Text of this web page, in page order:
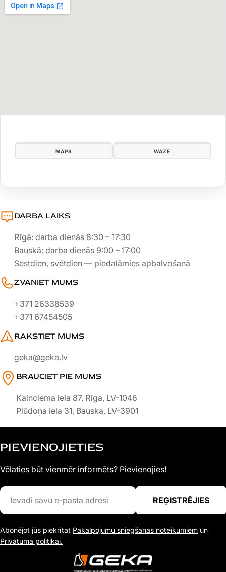
87,
MAPS WAZE
DARBA LAIKS
Rīgā: darba dienās 8:30 – 17:30
Bauskā: darba dienās 9:00 – 17:00
Sestdien, svētdien — piedalāmies apbalvošanā
ZVANIET MUMS
+371 26338539
+371 67454505
RAKSTIET MUMS
geka@geka.lv
BRAUCIET PIE MUMS
Kalnciema iela 87, Rīga, LV-1046
Plūdoņa iela 31, Bauska, LV-3901
PIEVIENOJIETIES
Vēlaties būt vienmēr informēts? Pievienojies!
Ievadi
savu
pasta
adresi
REĢISTRĒJIES
Abonējot jūs piekrītat Pakalpojumu sniegšanas noteikumiem un
Privātuma politikai.